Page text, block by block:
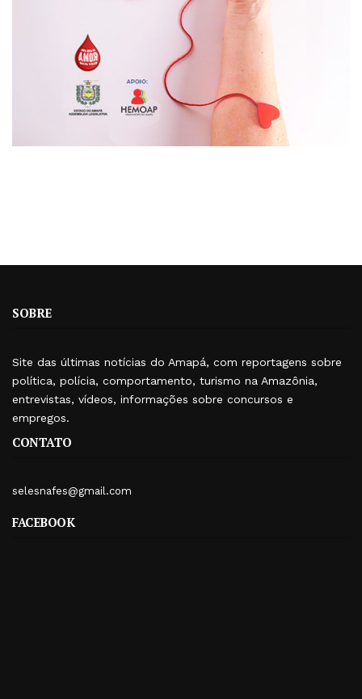
SOBRE
Site das últimas notícias do Amapá, com reportagens sobre
política, polícia, comportamento, turismo na Amazônia,
entrevistas, vídeos, informações sobre concursos e
empregos.
CONTATO
selesnafes@gmail.com
FACEBOOK